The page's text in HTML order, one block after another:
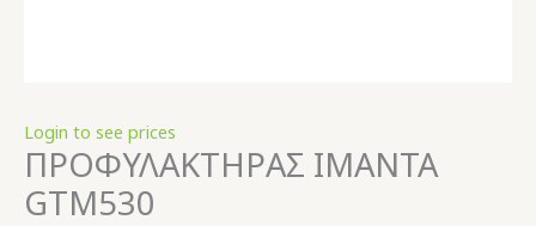
Login to see prices
ΠΡΟΦΥΛΑΚΤΗΡΑΣ ΙΜΑΝΤΑ
GTM530